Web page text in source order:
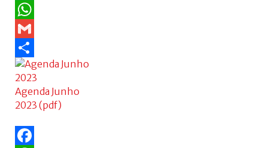
Facebook
WhatsApp
Gmail
Share
Agenda Junho
2023 (pdf)